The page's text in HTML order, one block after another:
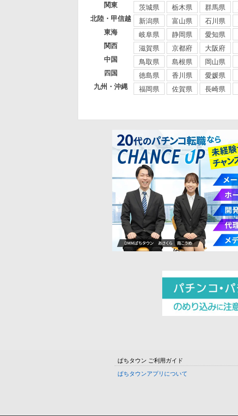
関東
茨城県 栃木県 群馬県
北陸・甲信越
新潟県 富山県 石川県
東海
岐阜県 静岡県 愛知県
関西
滋賀県 京都府 大阪府
中国
鳥取県 島根県 岡山県
四国
徳島県 香川県 愛媛県
九州・沖縄
福岡県 佐賀県 長崎県
ぱちタウン ご利用ガイド
ぱちタウンアプリについて